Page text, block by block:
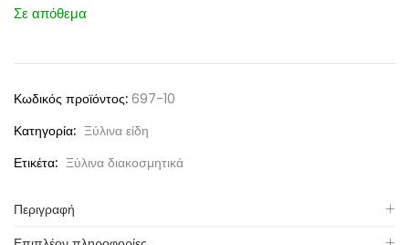
Σε απόθεμα
Κωδικός προϊόντος: 697-10
Κατηγορία: Ξύλινα είδη
Ετικέτα: Ξύλινα διακοσμητικά
Περιγραφή